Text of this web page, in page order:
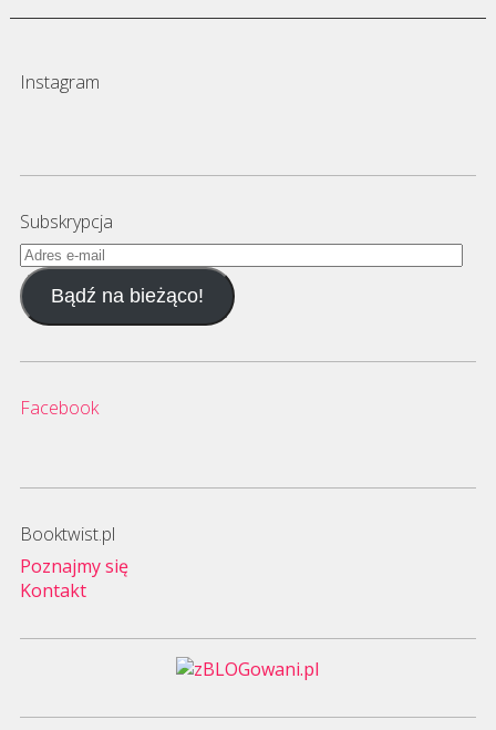
Instagram
Subskrypcja
Adres
e-
mailBądź na bieżąco!
Facebook
Booktwist.pl
Poznajmy się
Kontakt